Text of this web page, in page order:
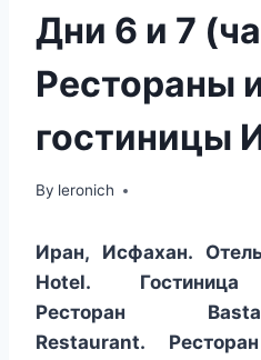
Дни 6 и 7
Рестораны
гостиницы
By leronich
Иран, Исфахан.
Hotel.
Ресторан
Restaurant.